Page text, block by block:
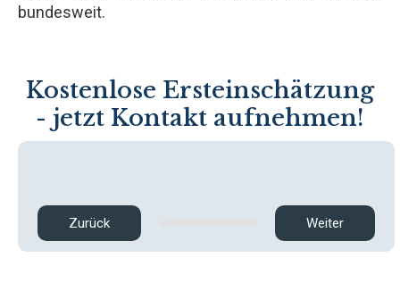
bundesweit.
Kostenlose Ersteinschätzung
- jetzt Kontakt aufnehmen!
Zurück Weiter